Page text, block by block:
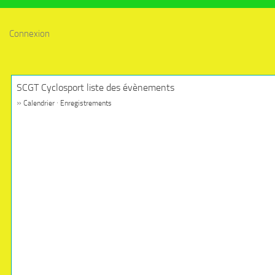
Connexion
SCGT Cyclosport liste des évènements
» Calendrier · Enregistrements